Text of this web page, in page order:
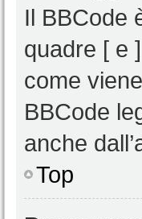
Il BBCode
quadre [ e
come
BBCode
anche
Top